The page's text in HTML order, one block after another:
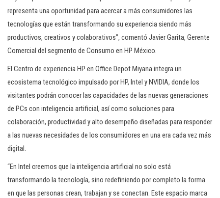
representa una oportunidad para acercar a más consumidores las
tecnologías que están transformando su experiencia siendo más
productivos, creativos y colaborativos”, comentó Javier Garita, Gerente
Comercial del segmento de Consumo en HP México.
El Centro de experiencia HP en Office Depot Miyana integra un
ecosistema tecnológico impulsado por HP, Intel y NVIDIA, donde los
visitantes podrán conocer las capacidades de las nuevas generaciones
de PCs con inteligencia artificial, así como soluciones para
colaboración, productividad y alto desempeño diseñadas para responder
a las nuevas necesidades de los consumidores en una era cada vez más
digital.
“En Intel creemos que la inteligencia artificial no solo está
transformando la tecnología, sino redefiniendo por completo la forma
en que las personas crean, trabajan y se conectan. Este espacio marca